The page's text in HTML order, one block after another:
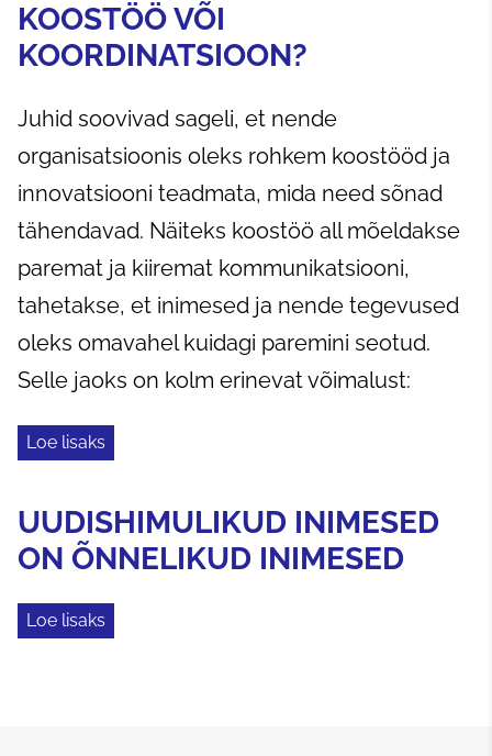
KOOSTÖÖ VÕI
KOORDINATSIOON?
Juhid soovivad sageli, et nende
organisatsioonis oleks rohkem koostööd ja
innovatsiooni teadmata, mida need sõnad
tähendavad. Näiteks koostöö all mõeldakse
paremat ja kiiremat kommunikatsiooni,
tahetakse, et inimesed ja nende tegevused
oleks omavahel kuidagi paremini seotud.
Selle jaoks on kolm erinevat võimalust:
Loe lisaks
UUDISHIMULIKUD INIMESED
ON ÕNNELIKUD INIMESED
Loe lisaks